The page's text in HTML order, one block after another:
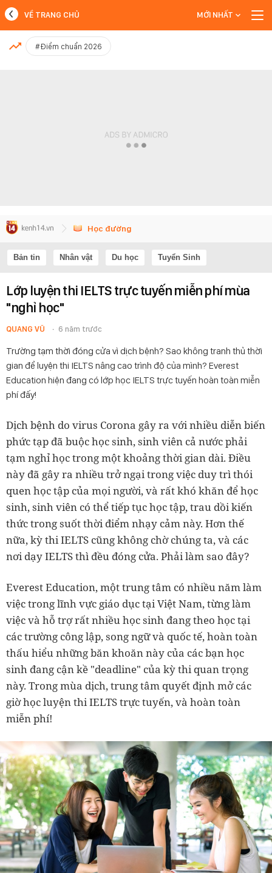
MỚI NHẤT
VỀ TRANG CHỦ MỚI NHẤT
#Điểm chuẩn 2026
Học đường
Bản tin Nhân vật Du học Tuyển Sinh
Lớp luyện thi IELTS trực tuyến miễn phí mùa
"nghỉ học"
QUANG VŨ 6 năm trước
Trường tạm thời đóng cửa vì dịch bệnh? Sao không tranh thủ thời
gian để luyện thi IELTS nâng cao trình độ của mình? Everest
Education hiện đang có lớp học IELTS trực tuyến hoàn toàn miễn
phí đấy!
Dịch bệnh do virus Corona gây ra với nhiều diễn biến
phức tạp đã buộc học sinh, sinh viên cả nước phải
tạm nghỉ học trong một khoảng thời gian dài. Điều
này đã gây ra nhiều trở ngại trong việc duy trì thói
quen học tập của mọi người, và rất khó khăn để học
sinh, sinh viên có thể tiếp tục học tập, trau dồi kiến
thức trong suốt thời điểm nhạy cảm này. Hơn thế
nữa, kỳ thi IELTS cũng không chờ chúng ta, và các
nơi dạy IELTS thì đều đóng cửa. Phải làm sao đây?
Everest Education, một trung tâm có nhiều năm làm
việc trong lĩnh vực giáo dục tại Việt Nam, từng làm
việc và hỗ trợ rất nhiều học sinh đang theo học tại
các trường công lập, song ngữ và quốc tế, hoàn toàn
thấu hiểu những băn khoăn này của các bạn học
sinh đang cận kề "deadline" của kỳ thi quan trọng
này. Trong mùa dịch, trung tâm quyết định mở các
giờ học luyện thi IELTS trực tuyến, và hoàn toàn
miễn phí!